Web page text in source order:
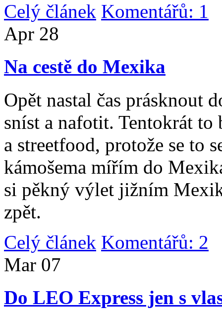
Celý článek Komentářů: 1
Apr 28
Na cestě do Mexika
Opět nastal čas prásknout
sníst a nafotit. Tentokrát
a streetfood, protože se to
kámošema mířím do
si pěkný výlet jižním
zpět.
Celý článek Komentářů: 2
Mar 07
Do LEO Express jen s